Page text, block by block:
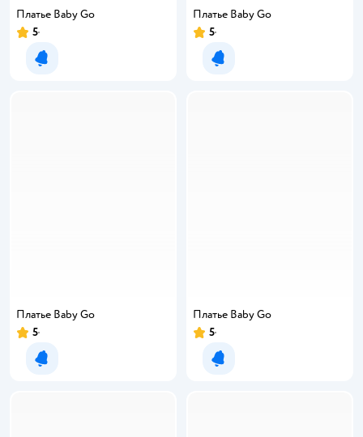
Платье Baby Gо
5
Уведомить о появлении
Платье Baby Gо
5
Уведомить о появлении
Платье Baby Gо
5
Уведомить о появлении
Платье Baby Gо
5
Уведомить о появлении